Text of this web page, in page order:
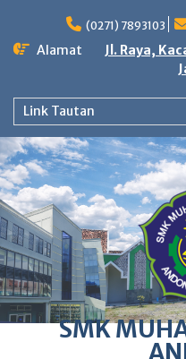
content
(0271) 7893103
Alamat
Jl. Raya,
Link Tautan
SMK